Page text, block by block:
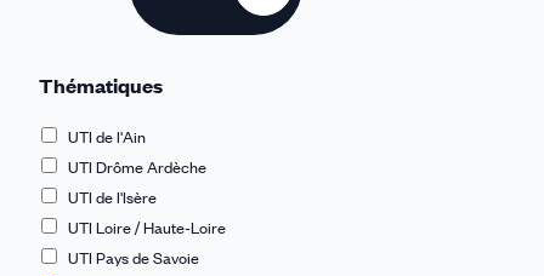
Thématiques
UTI de l'Ain
UTI Drôme Ardèche
UTI de l'Isère
UTI Loire / Haute-Loire
UTI Pays de Savoie